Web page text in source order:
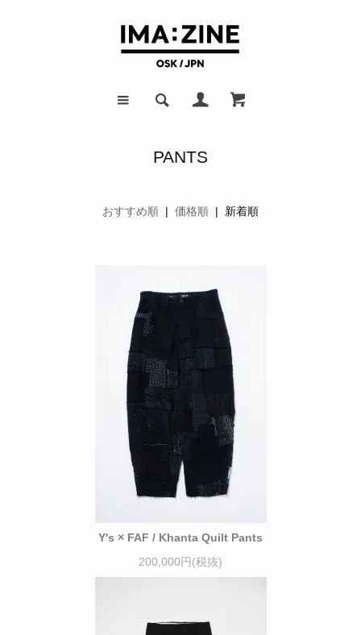
PANTS
おすすめ順 | 価格順 | 新着順
Y's × FAF / Khanta Quilt Pants
200,000円(税抜)